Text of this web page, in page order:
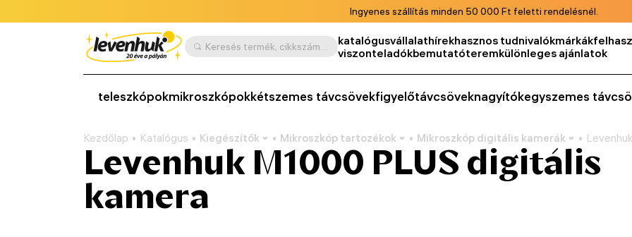
Ingyenes szállítás minden 50 000 Ft feletti rendelésnél.
Keresés termék, cikkszám, kategória stb. szerint katalógusvállalathírekhasznos tudnivalókmárkák
viszonteladókbemutatóteremkülönleges ajánlatok
teleszkópokmikroszkópokkétszemes távcsövekfigyelőtávcsöveknagyítókegyszemes
Kezdőlap Katalógus Kiegészítők Mikroszkóp tartozékok Mikroszkóp digitális kamerák
Levenhuk M1000 PLUS digitális
kamera